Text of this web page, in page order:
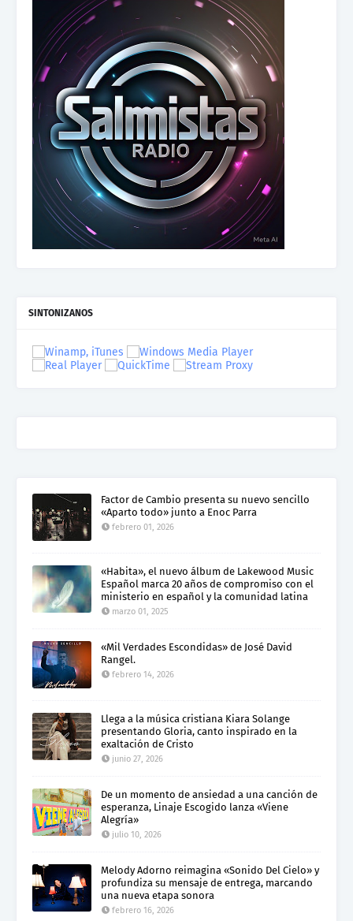
SINTONIZANOS
Factor de Cambio presenta su nuevo sencillo
«Aparto todo» junto a Enoc Parra
febrero 01, 2026
«Habita», el nuevo álbum de Lakewood Music
Español marca 20 años de compromiso con el
ministerio en español y la comunidad latina
marzo 01, 2025
«Mil Verdades Escondidas» de José David
Rangel.
febrero 14, 2026
Llega a la música cristiana Kiara Solange
presentando Gloria, canto inspirado en la
exaltación de Cristo
junio 27, 2026
De un momento de ansiedad a una canción de
esperanza, Linaje Escogido lanza «Viene
Alegría»
julio 10, 2026
Melody Adorno reimagina «Sonido Del Cielo» y
profundiza su mensaje de entrega, marcando
una nueva etapa sonora
febrero 16, 2026